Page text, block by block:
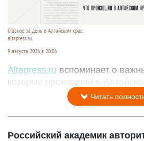
Главное за день в Алтайском крае.
altapress.ru.
9 августа 2026 в 20:06
Altapress.ru вспоминает о
которые произошли в
Читать
Российский академик